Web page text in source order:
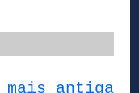
mais antiga